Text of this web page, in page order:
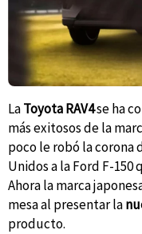
LaToyota RAV4se ha
más exitosos de la
poco le robó la corona
Unidos a la Ford F-
Ahora la marca
mesa al presentar la
producto.